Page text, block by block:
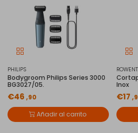
PHILIPS
Bodygroom Philips Series 3000
BG3027/05.
€46 ,90
Añadir al carrito
Inox
€17